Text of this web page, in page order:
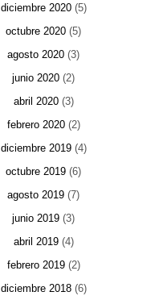
diciembre 2020(5)
octubre 2020 (5)
agosto 2020 (3)
junio 2020 (2)
abril 2020(3)
febrero 2020(2)
diciembre 2019(4)
octubre 2019 (6)
agosto 2019 (7)
junio 2019 (3)
abril 2019(4)
febrero 2019(2)
diciembre 2018(6)